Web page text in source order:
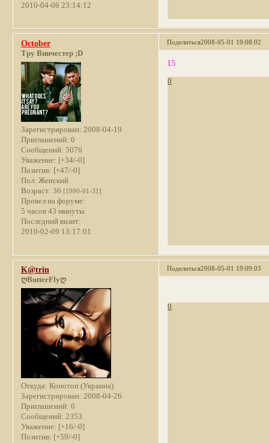
2010-04-06 23:14:12
Поделиться2008-05-01 19:08:02
October
Тру Винчестер ;D
Зарегистрирован: 2008-04-19
Приглашений: 0
Сообщений: 5076
Уважение: [+34/-0]
Позитив: [+47/-0]
Пол: Женский
Возраст: 36 [1990-01-31]
Провел на форуме:
5 часов 43 минуты
Последний визит:
2010-02-09 13:17:01
15
0
Поделиться2008-05-01 19:09:03
K@trin
ღButterFlyღ
Откуда: Конотоп (Украина)
Зарегистрирован: 2008-04-26
Приглашений: 0
Сообщений: 2353
Уважение: [+16/-0]
Позитив: [+59/-0]
0